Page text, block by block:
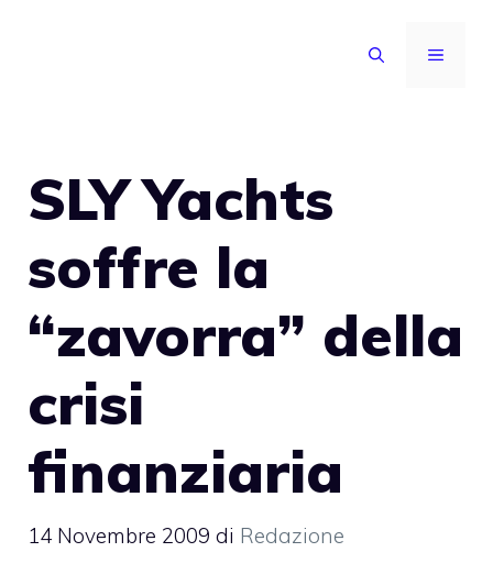
MENU
SLY Yachts
soffre la
“zavorra” della
crisi
finanziaria
14 Novembre 2009 di Redazione